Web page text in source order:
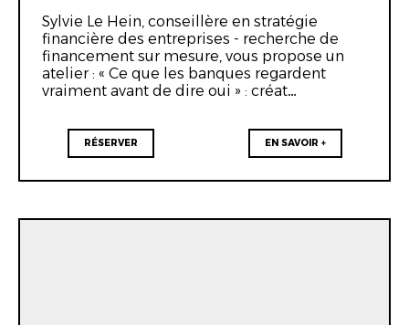
Sylvie Le Hein, conseillère en stratégie
financière des entreprises - recherche de
financement sur mesure, vous propose un
atelier : « Ce que les banques regardent
vraiment avant de dire oui » : créat…
RÉSERVER EN SAVOIR +